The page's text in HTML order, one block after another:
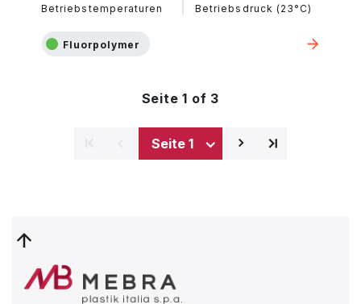
Betriebstemperaturen Betriebsdruck (23°C)
Fluorpolymer
Seite 1 of 3
Next
⌃
Last
⌅